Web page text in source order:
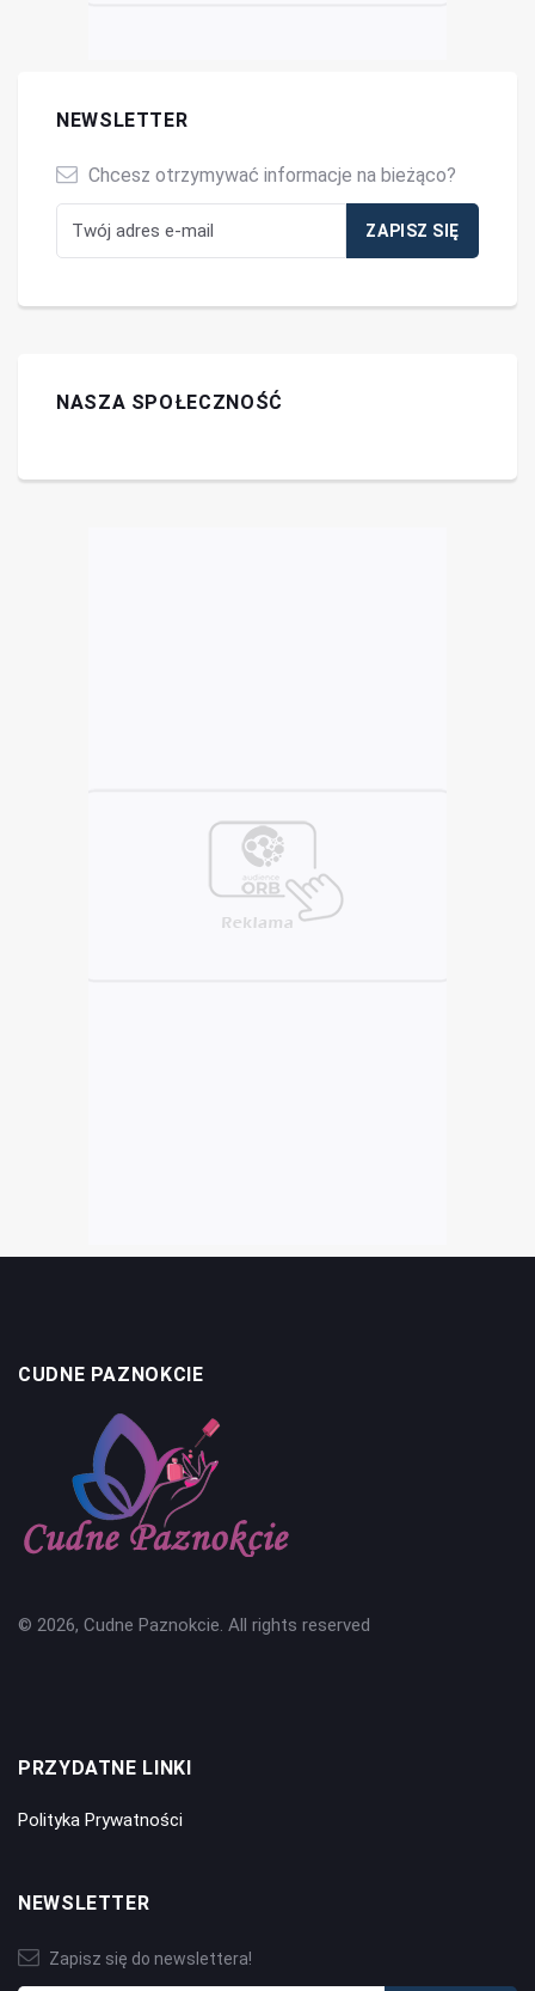
NEWSLETTER
Chcesz otrzymywać informacje na bieżąco?
NASZA SPOŁECZNOŚĆ
CUDNE PAZNOKCIE
© 2026, Cudne Paznokcie. All rights reserved
PRZYDATNE LINKI
Polityka Prywatności
NEWSLETTER
Zapisz się do newslettera!